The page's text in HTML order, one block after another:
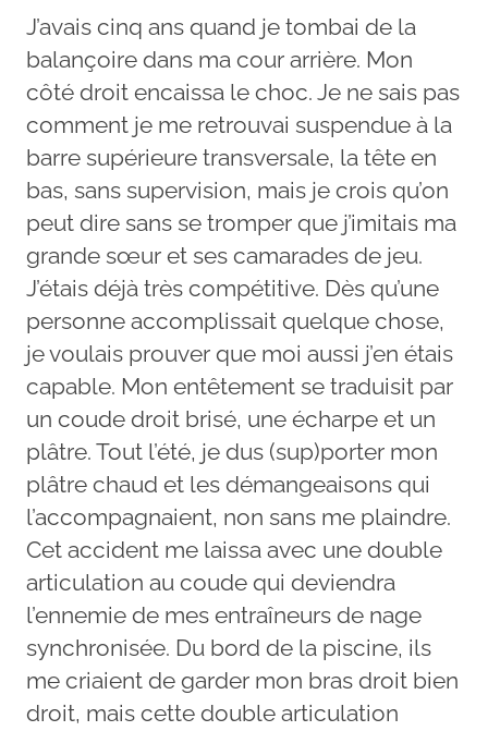
J’avais cinq ans quand je tombai de la
balançoire dans ma cour arrière. Mon
côté droit encaissa le choc. Je ne sais pas
comment je me retrouvai suspendue à la
barre supérieure transversale, la tête en
bas, sans supervision, mais je crois qu’on
peut dire sans se tromper que j’imitais ma
grande sœur et ses camarades de jeu.
J’étais déjà très compétitive. Dès qu’une
personne accomplissait quelque chose,
je voulais prouver que moi aussi j’en étais
capable. Mon entêtement se traduisit par
un coude droit brisé, une écharpe et un
plâtre. Tout l’été, je dus (sup)porter mon
plâtre chaud et les démangeaisons qui
l’accompagnaient, non sans me plaindre.
Cet accident me laissa avec une double
articulation au coude qui deviendra
l’ennemie de mes entraîneurs de nage
synchronisée. Du bord de la piscine, ils
me criaient de garder mon bras droit bien
droit, mais cette double articulation